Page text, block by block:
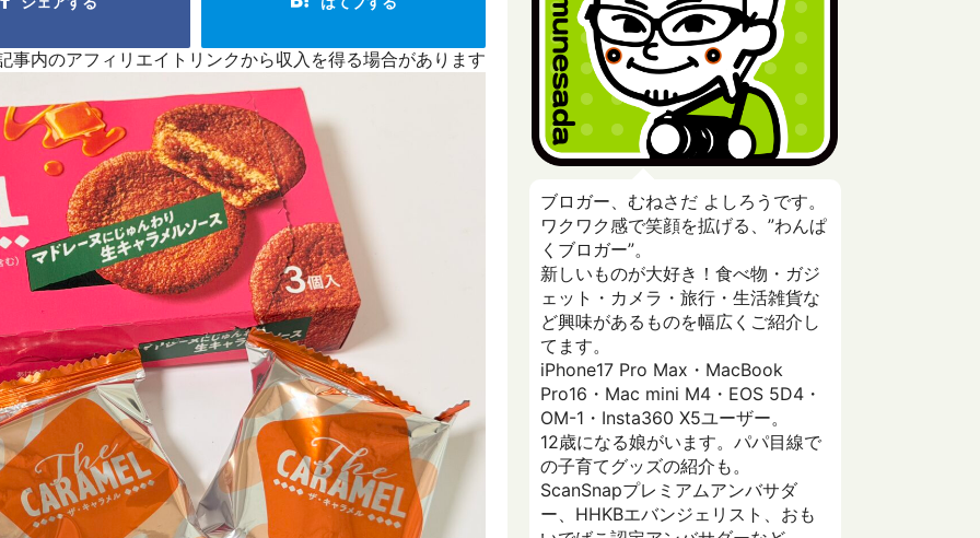
事内のアフィリエイトリンクから収入を得る場合があります
ブロガー、むねさだ よしろうです。
ワクワク感で笑顔を拡げる、”わんぱ
くブロガー”。
新しいものが大好き！食べ物・ガジ
ェット・カメラ・旅行・生活雑貨な
ど興味があるものを幅広くご紹介し
てます。
iPhone17 Pro Max・MacBook
Pro16・Mac mini M4・EOS 5D4・
OM-1・Insta360 X5ユーザー。
12歳になる娘がいます。パパ目線で
の子育てグッズの紹介も。
ScanSnapプレミアムアンバサダ
ー、HHKBエバンジェリスト、おも